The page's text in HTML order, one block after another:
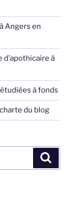
Angers en
à
à fonds
du blog